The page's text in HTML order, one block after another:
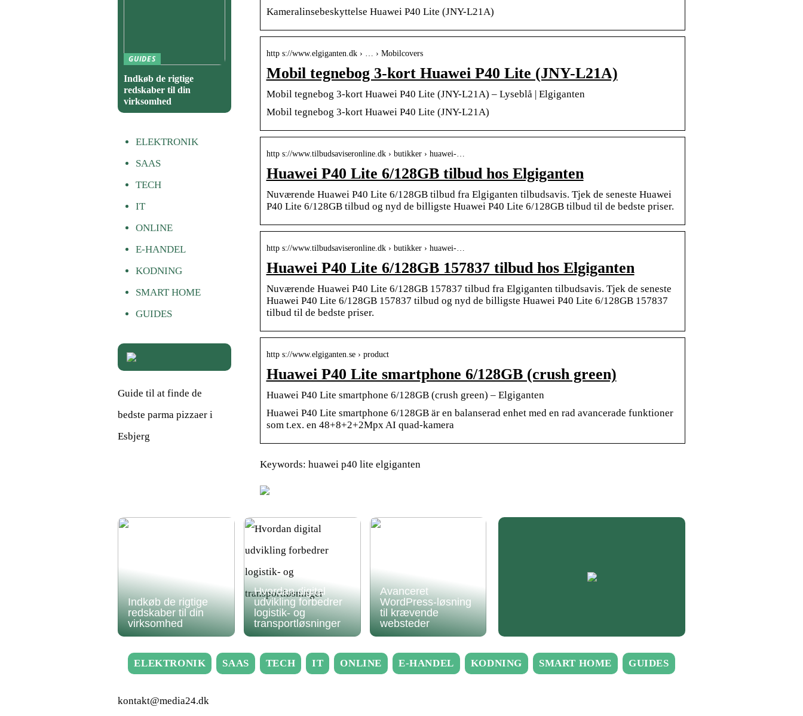
Kameralinsebeskyttelse Huawei P40 Lite (JNY-L21A)
http s://www.elgiganten.dk › … › Mobilcovers
Mobil tegnebog 3-kort Huawei P40 Lite (JNY-L21A)
Mobil tegnebog 3-kort Huawei P40 Lite (JNY-L21A) – Lyseblå | Elgiganten
Mobil tegnebog 3-kort Huawei P40 Lite (JNY-L21A)
http s://www.tilbudsaviseronline.dk › butikker › huawei-…
Huawei P40 Lite 6/128GB tilbud hos Elgiganten
Nuværende Huawei P40 Lite 6/128GB tilbud fra Elgiganten tilbudsavis. Tjek de seneste Huawei
P40 Lite 6/128GB tilbud og nyd de billigste Huawei P40 Lite 6/128GB tilbud til de bedste priser.
http s://www.tilbudsaviseronline.dk › butikker › huawei-…
Huawei P40 Lite 6/128GB 157837 tilbud hos Elgiganten
Nuværende Huawei P40 Lite 6/128GB 157837 tilbud fra Elgiganten tilbudsavis. Tjek de seneste
Huawei P40 Lite 6/128GB 157837 tilbud og nyd de billigste Huawei P40 Lite 6/128GB 157837
tilbud til de bedste priser.
http s://www.elgiganten.se › product
Huawei P40 Lite smartphone 6/128GB (crush green)
Huawei P40 Lite smartphone 6/128GB (crush green) – Elgiganten
Huawei P40 Lite smartphone 6/128GB är en balanserad enhet med en rad avancerade funktioner
som t.ex. en 48+8+2+2Mpx AI quad-kamera
Keywords: huawei p40 lite elgiganten
GUIDES
Indkøb de rigtige
redskaber til din
virksomhed
ELEKTRONIK
SAAS
TECH
IT
ONLINE
E-HANDEL
KODNING
SMART HOME
GUIDES
Guide til at finde de
bedste parma pizzaer i
Esbjerg
Indkøb de rigtige
redskaber til din
virksomhed
Hvordan digital
udvikling forbedrer
logistik- og
transportløsninger
Avanceret
WordPress-løsning
til krævende
websteder
ELEKTRONIK SAAS TECH IT ONLINE E-HANDEL KODNING SMART HOME GUIDES
kontakt@media24.dk